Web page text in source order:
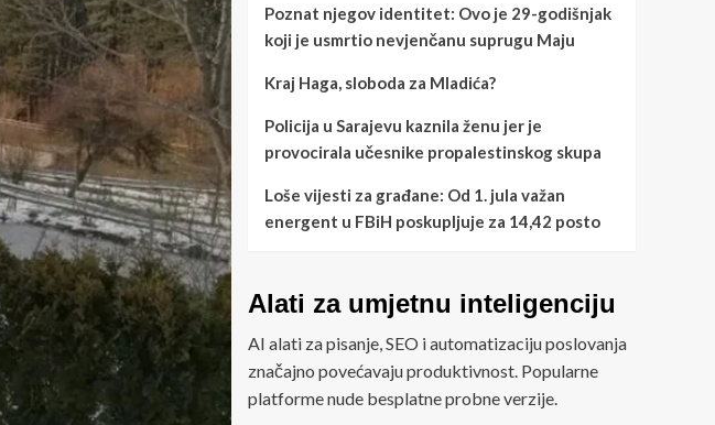
Poznat njegov identitet: Ovo je 29-godišnjak
koji je usmrtio nevjenčanu suprugu Maju
Kraj Haga, sloboda za Mladića?
Policija u Sarajevu kaznila ženu jer je
provocirala učesnike propalestinskog skupa
Loše vijesti za građane: Od 1. jula važan
energent u FBiH poskupljuje za 14,42 posto
Alati za umjetnu inteligenciju
AI alati za pisanje, SEO i automatizaciju poslovanja
značajno povećavaju produktivnost. Popularne
platforme nude besplatne probne verzije.